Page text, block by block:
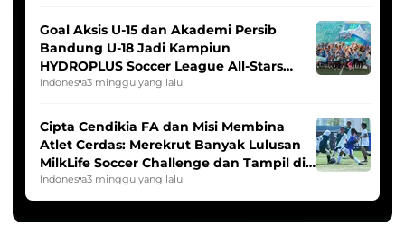
Goal Aksis U-15 dan Akademi Persib
Bandung U-18 Jadi Kampiun
HYDROPLUS Soccer League All-Stars
2025/2026
Indonesia3 minggu yang lalu
Cipta Cendikia FA dan Misi Membina
Atlet Cerdas: Merekrut Banyak Lulusan
MilkLife Soccer Challenge dan Tampil di
HYDROPLUS Soccer League
Indonesia3 minggu yang lalu